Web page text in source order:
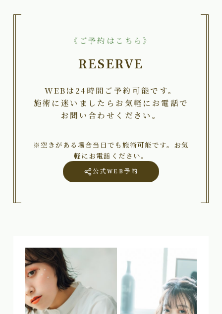
《ご予約はこちら》
RESERVE
WEBは24時間ご予約可能です。
施術に迷いましたらお気軽にお電話で
お問い合わせください。
※空きがある場合当日でも施術可能です。お気
軽にお電話ください。
公式WEB予約